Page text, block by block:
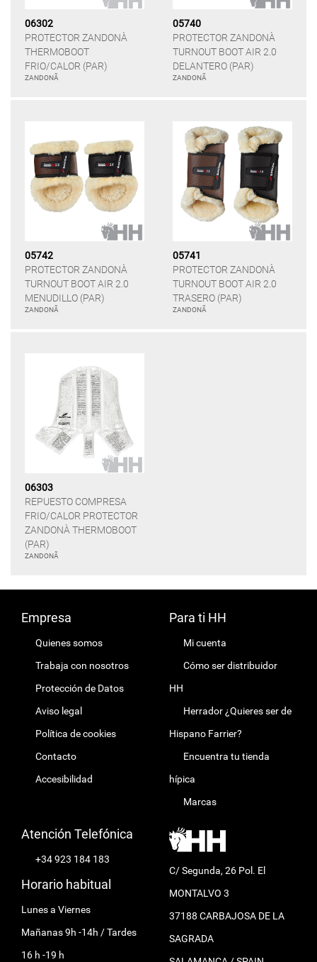
06302
PROTECTOR ZANDONÀ
THERMOBOOT
FRIO/CALOR (PAR)
ZANDONÃ
05740
PROTECTOR ZANDONÀ
TURNOUT BOOT AIR 2.0
DELANTERO (PAR)
ZANDONÃ
05742
PROTECTOR ZANDONÀ
TURNOUT BOOT AIR 2.0
MENUDILLO (PAR)
ZANDONÃ
05741
PROTECTOR ZANDONÀ
TURNOUT BOOT AIR 2.0
TRASERO (PAR)
ZANDONÃ
06303
REPUESTO COMPRESA
FRIO/CALOR PROTECTOR
ZANDONÀ THERMOBOOT
(PAR)
ZANDONÃ
Empresa
Quienes somos
Trabaja con nosotros
Protección de Datos
Aviso legal
Política de cookies
Contacto
Accesibilidad
Para ti HH
Mi cuenta
Cómo ser distribuidor
HH
Herrador ¿Quieres ser de
Hispano Farrier?
Encuentra tu tienda
hípica
Marcas
Atención Telefónica
+34 923 184 183
Horario habitual
Lunes a Viernes
Mañanas 9h -14h / Tardes
16 h -19 h
C/ Segunda, 26 Pol. El
MONTALVO 3
37188 CARBAJOSA DE LA
SAGRADA